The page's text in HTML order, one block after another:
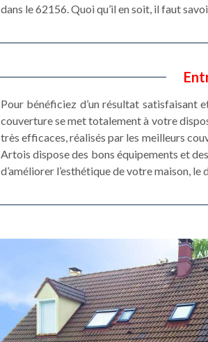
dans le 62156. Quoi qu’il en soit, il faut
Pour bénéficiez d’un résultat satisfaisant
couverture se met totalement à votre
très efficaces, réalisés par les meilleurs
Artois dispose des bons équipements et
d’améliorer l’esthétique de votre maison,